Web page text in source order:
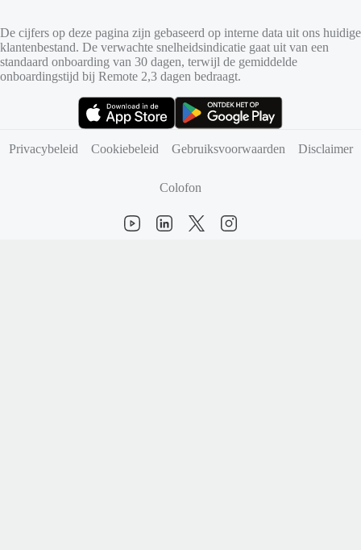
De cijfers op deze pagina zijn gebaseerd op interne data uit ons huidige
klantenbestand. De verwachte snelheidsindicatie gaat uit van een
standaard onboarding van 30 dagen, terwijl de gemiddelde
onboardingstijd bij Remote 2,3 dagen bedraagt.
Privacybeleid
Cookiebeleid Gebruiksvoorwaarden Disclaimer
Colofon